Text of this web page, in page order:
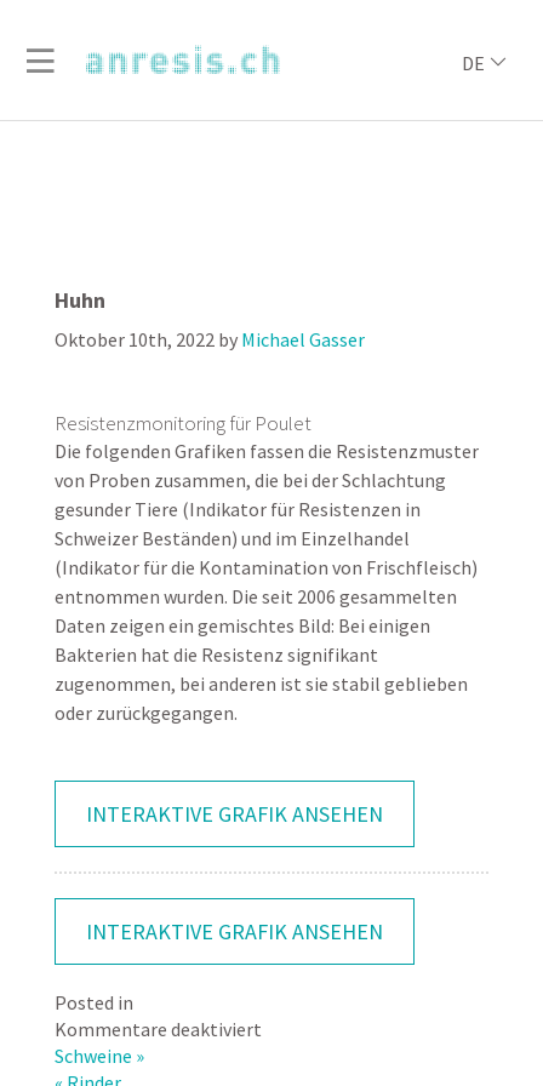
DE
Huhn
Oktober 10th, 2022 by Michael Gasser
Resistenzmonitoring für Poulet
Die folgenden Grafiken fassen die Resistenzmuster
von Proben zusammen, die bei der Schlachtung
gesunder Tiere (Indikator für Resistenzen in
Schweizer Beständen) und im Einzelhandel
(Indikator für die Kontamination von Frischfleisch)
entnommen wurden. Die seit 2006 gesammelten
Daten zeigen ein gemischtes Bild: Bei einigen
Bakterien hat die Resistenz signifikant
zugenommen, bei anderen ist sie stabil geblieben
oder zurückgegangen.
INTERAKTIVE GRAFIK ANSEHEN
INTERAKTIVE GRAFIK ANSEHEN
Posted in
Kommentare deaktiviertfür
Schweine »